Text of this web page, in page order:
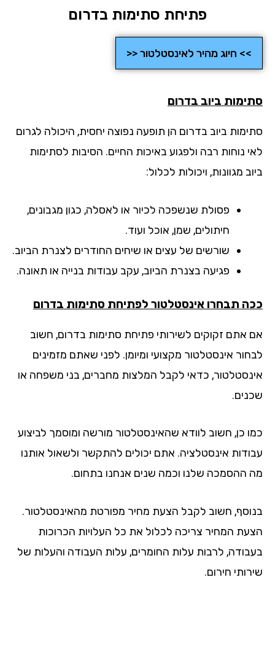
פתיחת סתימות בדרום
>> חיוג מהיר לאינסטלטור <<
ביובבדרום
ביוב בדרום הן תופעה נפוצה יחסית, היכולה לגרום
נוחות רבה ולפגוע באיכות החיים. הסיבות לסתימות
מגוונות, ויכולות לכלול:
פסולת שנשפכה לכיור או לאסלה, כגון מגבונים,
חיתולים, שמן, אוכל ועוד.
שורשים של עצים או שיחים החודרים לצנרת הביוב.
פגיעה בצנרת הביוב, עקב עבודות בנייה או תאונה.
תבחרו אינסטלטור לפתיחת סתימות בדרום
אתם זקוקים לשירותי פתיחת סתימות בדרום, חשוב
אינסטלטור מקצועי ומיומן. לפני שאתם מזמינים
כדאי לקבל המלצות מחברים, בני משפחה או
כן, חשוב לוודא שהאינסטלטור מורשה ומוסמך לביצוע
אינסטלציה. אתם יכולים להתקשר ולשאול אותנו
ההסמכה שלנו וכמה שנים אנחנו בתחום.
חשוב לקבל הצעת מחיר מפורטת מהאינסטלטור.
המחיר צריכה לכלול את כל העלויות הכרוכות
לרבות עלות החומרים, עלות העבודה והעלות של
חירום.